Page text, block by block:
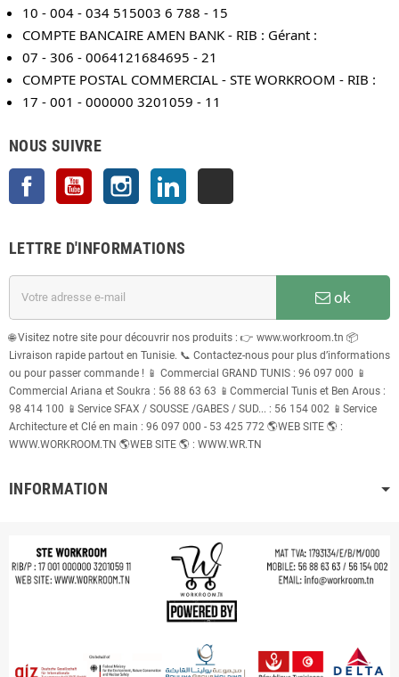
10 - 004 - 034 515003 6 788 - 15
COMPTE BANCAIRE AMEN BANK - RIB : Gérant :
07 - 306 - 0064121684695 - 21
COMPTE POSTAL COMMERCIAL - STE WORKROOM - RIB :
17 - 001 - 000000 3201059 - 11
NOUS SUIVRE
Facebook YouTube Instagram
LETTRE D'INFORMATIONS
ok
🌐 Visitez notre site pour découvrir nos produits : 👉 www.workroom.tn 📦
Livraison rapide partout en Tunisie. 📞 Contactez-nous pour plus d’informations
ou pour passer commande ! 📱 Commercial GRAND TUNIS : 96 097 000 📱
Commercial Ariana et Soukra : 56 88 63 63 📱Commercial Tunis et Ben Arous :
98 414 100 📱Service SFAX / SOUSSE /GABES / SUD... : 56 154 002 📱Service
Architecture et Clé en main : 96 097 000 - 53 425 772 🌎WEB SITE 🌎 :
WWW.WORKROOM.TN 🌎WEB SITE 🌎 : WWW.WR.TN
INFORMATION